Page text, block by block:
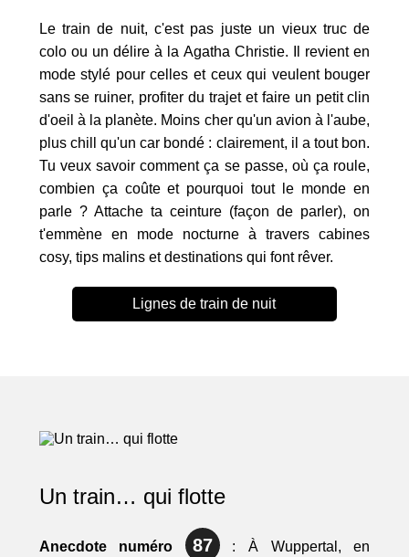
Le train de nuit, c'est pas juste un vieux truc de
colo ou un délire à la Agatha Christie. Il revient en
mode stylé pour celles et ceux qui veulent bouger
sans se ruiner, profiter du trajet et faire un petit clin
d'oeil à la planète. Moins cher qu'un avion à l'aube,
plus chill qu'un car bondé : clairement, il a tout bon.
Tu veux savoir comment ça se passe, où ça roule,
combien ça coûte et pourquoi tout le monde en
parle ? Attache ta ceinture (façon de parler), on
t'emmène en mode nocturne à travers cabines
cosy, tips malins et destinations qui font rêver.
Lignes de train de nuit
Un train… qui flotte
Anecdote numéro 87 : À Wuppertal, en